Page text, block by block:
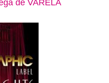
de VARELA